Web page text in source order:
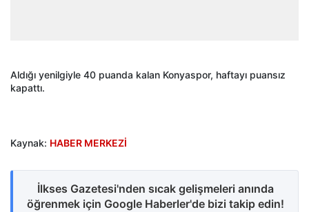
Aldığı yenilgiyle 40 puanda kalan Konyaspor, haftayı puansız
kapattı.
Kaynak: HABER MERKEZİ
İlkses Gazetesi'nden sıcak gelişmeleri anında
öğrenmek için Google Haberler'de bizi takip edin!